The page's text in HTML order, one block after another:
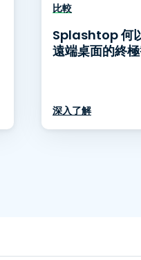
比較
Splashtop 何
遠端桌面的終
深入了解